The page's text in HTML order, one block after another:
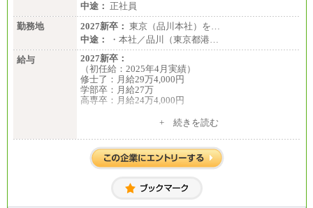
■(株)JTBパブリッシング ※2027年新卒募集終了
総合職 月給241,000円
中途：
①月給227,000円以上
②月給212,000円以上
③月給172,500円以上
④月給23万円～37万円
⑤月給20万円～25万円
⑥月給33万円～48万円
⑦月給271,000円以上
⑧～⑮月給200,000円〜月給400,000円
⑯月給185,000円以上
⑰月給237,000円以上
⑱月給212,000円以上
⑲東京：月給202,000 円以上 、京都：月給193,000 円
以上
㉑月給185,000 円以上
中途： 正社員
勤務地
2027新卒： 東京（品川本社）を…
中途：
・本社／品川（東京都港…
給与
2027新卒：
（初任給：2025年4月実績）
修士了：月給29万4,000円
学部卒：月給27万
高専卒：月給24万4,000円
月給 250,000円～350,000円
想定年収 420万円～600万円
入社時の処遇（基本給・賞与）は経験・スキルを考
経験・スキルによっては、記載額を超える場合もあ
※試用期間中も給与に変更はございません。
+ 続きを読む